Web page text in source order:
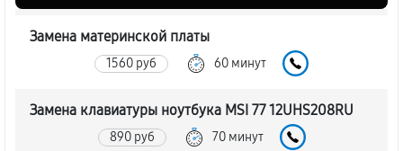
Замена материнской платы
1560 руб 60 минут
Замена клавиатуры ноутбука MSI 77 12UHS208RU
890 руб 70 минут